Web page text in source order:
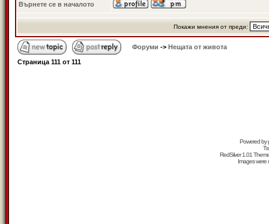
Върнете се в началото
Покажи мнения от преди:
Форуми -> Нещата от живота
Страница 111 от 111
Powered by
RedSilver 1.01
Images were